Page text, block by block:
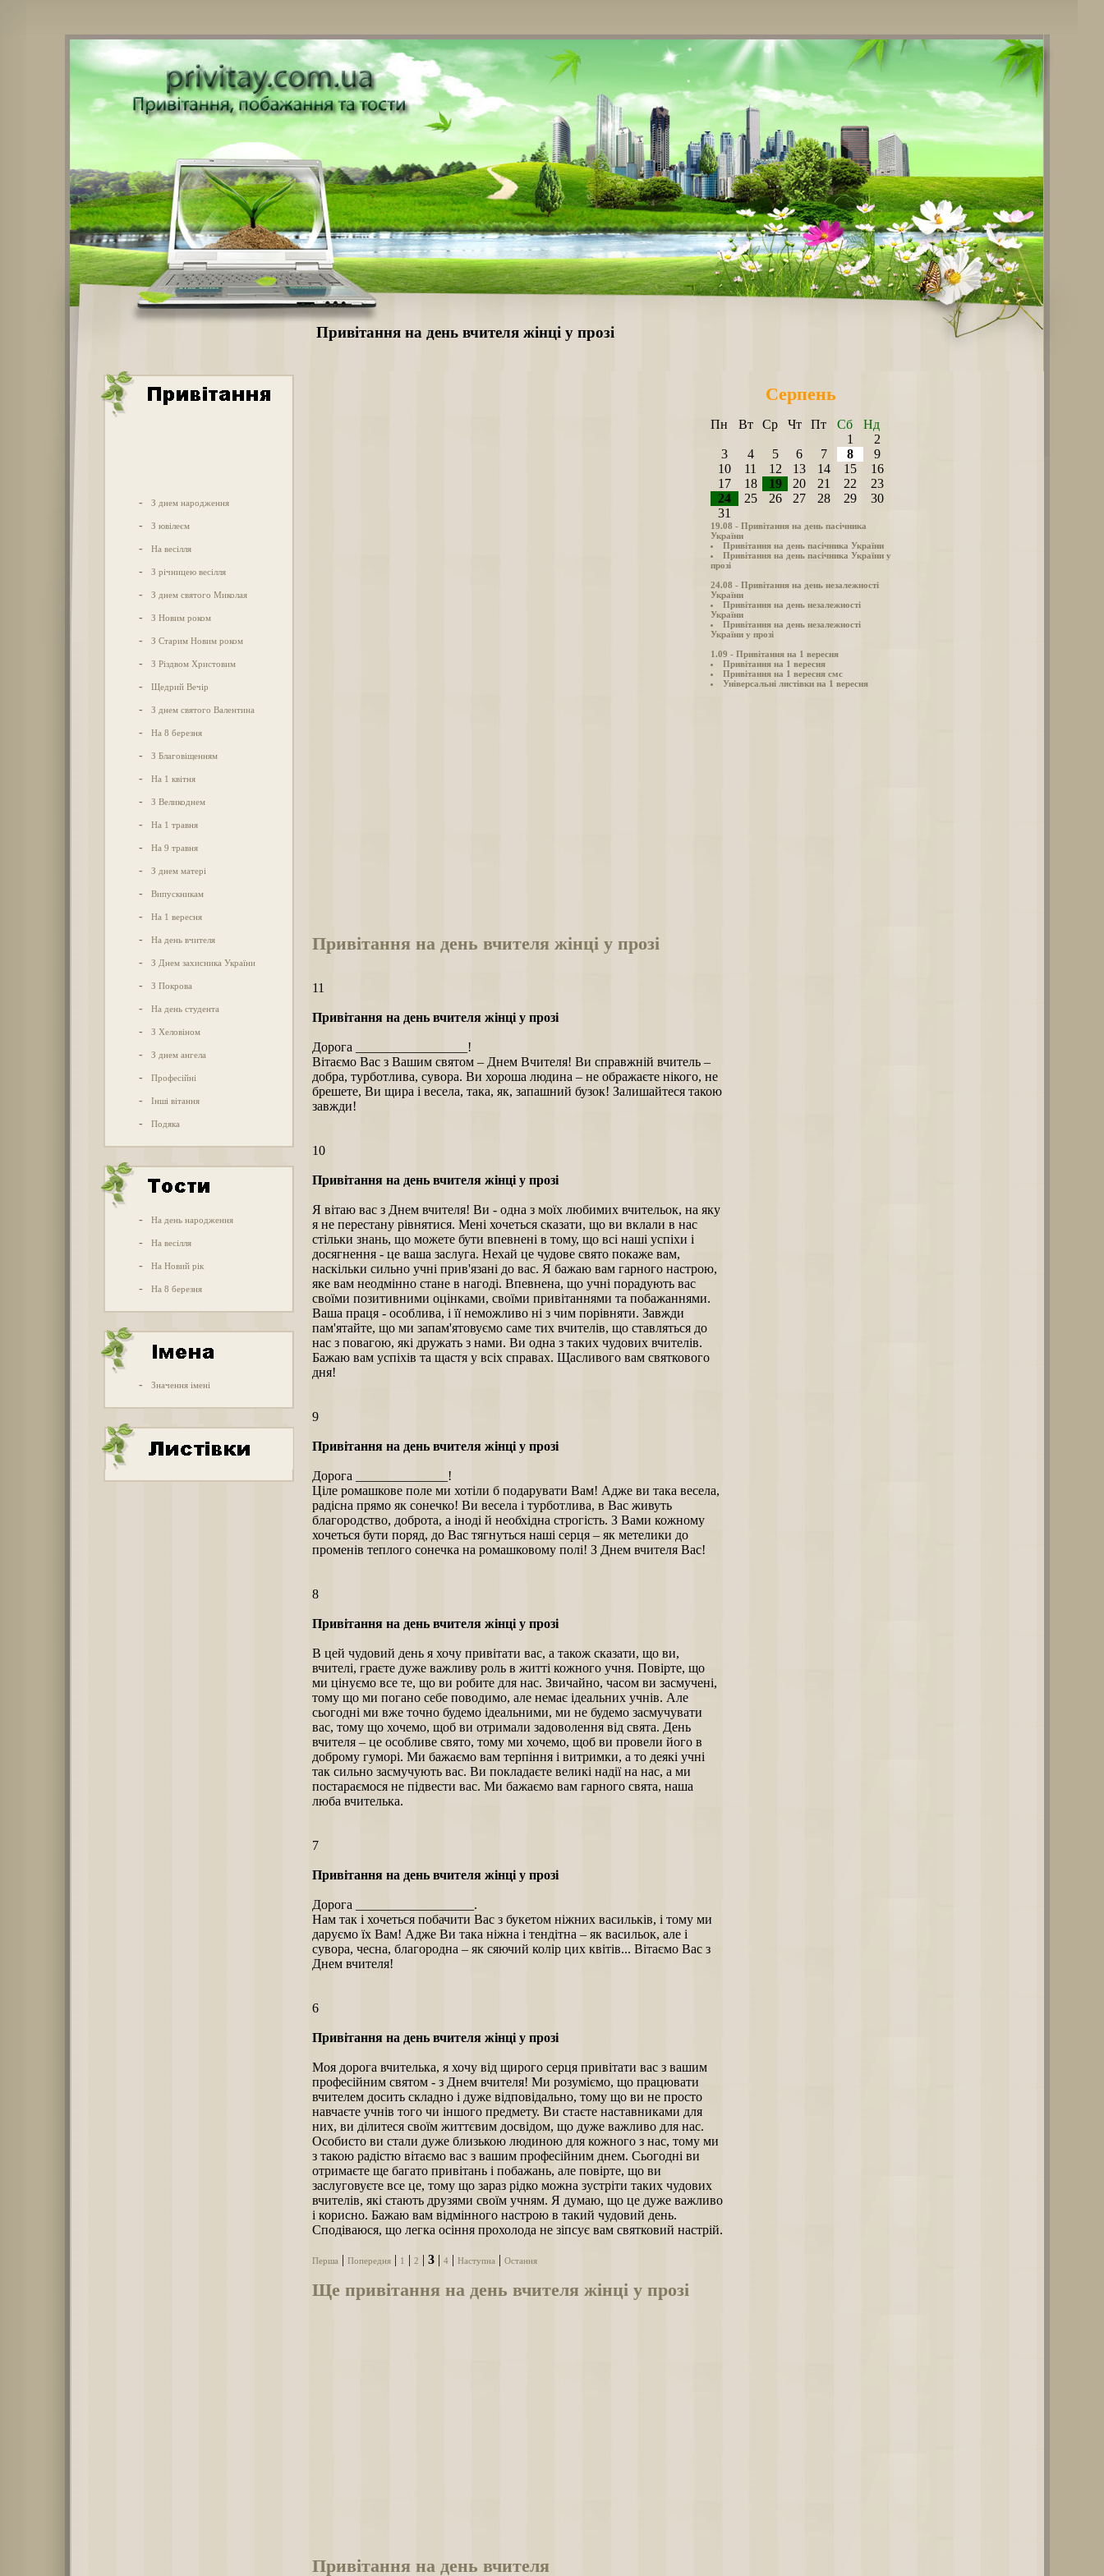
Привітання на день вчителя жінці у прозі
- З днем народження
- З ювілеєм
- На весілля
- З річницею весілля
- З днем святого Миколая
- З Новим роком
- З Старим Новим роком
- З Різдвом Христовим
- Щедрий Вечір
- З днем святого Валентина
- На 8 березня
- З Благовіщенням
- На 1 квітня
- З Великоднем
- На 1 травня
- На 9 травня
- З днем матері
- Випускникам
- На 1 вересня
- На день вчителя
- З Днем захисника України
- З Покрова
- На день студента
- З Хеловіном
- З днем ангела
- Професійні
- Інші вітання
- Подяка
- На день народження
- На весілля
- На Новий рік
- На 8 березня
- Значення імені
Серпень
Пн Вт Ср Чт Пт Сб
Нд
1
2
3
4 5 6 7 8
9
10
11 12 13 14 15
16
17
18 19 20 21 22
23
24
25 26 27 28 29
30
31
19.08 - Привітання на день пасічника
України
Привітання на день пасічника України
Привітання на день пасічника України у
прозі
24.08 - Привітання на день незалежності
України
Привітання на день незалежності
України
Привітання на день незалежності
України у прозі
1.09 - Привітання на 1 вересня
Привітання на 1 вересня
Привітання на 1 вересня смс
Універсальні листівки на 1 вересня
Привітання на день вчителя жінці у прозі
11
Привітання на день вчителя жінці у прозі
Дорога _________________!
Вітаємо Вас з Вашим святом – Днем Вчителя! Ви справжній вчитель –
добра, турботлива, сувора. Ви хороша людина – не ображаєте нікого, не
брешете, Ви щира і весела, така, як, запашний бузок! Залишайтеся такою
завжди!
10
Привітання на день вчителя жінці у прозі
Я вітаю вас з Днем вчителя! Ви - одна з моїх любимих вчительок, на яку
я не перестану рівнятися. Мені хочеться сказати, що ви вклали в нас
стільки знань, що можете бути впевнені в тому, що всі наші успіхи і
досягнення - це ваша заслуга. Нехай це чудове свято покаже вам,
наскільки сильно учні прив'язані до вас. Я бажаю вам гарного настрою,
яке вам неодмінно стане в нагоді. Впевнена, що учні порадують вас
своїми позитивними оцінками, своїми привітаннями та побажаннями.
Ваша праця - особлива, і її неможливо ні з чим порівняти. Завжди
пам'ятайте, що ми запам'ятовуємо саме тих вчителів, що ставляться до
нас з повагою, які дружать з нами. Ви одна з таких чудових вчителів.
Бажаю вам успіхів та щастя у всіх справах. Щасливого вам святкового
дня!
9
Привітання на день вчителя жінці у прозі
Дорога ______________!
Ціле ромашкове поле ми хотіли б подарувати Вам! Адже ви така весела,
радісна прямо як сонечко! Ви весела і турботлива, в Вас живуть
благородство, доброта, а іноді й необхідна строгість. З Вами кожному
хочеться бути поряд, до Вас тягнуться наші серця – як метелики до
променів теплого сонечка на ромашковому полі! З Днем вчителя Вас!
8
Привітання на день вчителя жінці у прозі
В цей чудовий день я хочу привітати вас, а також сказати, що ви,
вчителі, граєте дуже важливу роль в житті кожного учня. Повірте, що
ми цінуємо все те, що ви робите для нас. Звичайно, часом ви засмучені,
тому що ми погано себе поводимо, але немає ідеальних учнів. Але
сьогодні ми вже точно будемо ідеальними, ми не будемо засмучувати
вас, тому що хочемо, щоб ви отримали задоволення від свята. День
вчителя – це особливе свято, тому ми хочемо, щоб ви провели його в
доброму гуморі. Ми бажаємо вам терпіння і витримки, а то деякі учні
так сильно засмучують вас. Ви покладаєте великі надії на нас, а ми
постараємося не підвести вас. Ми бажаємо вам гарного свята, наша
люба вчителька.
7
Привітання на день вчителя жінці у прозі
Дорога __________________.
Нам так і хочеться побачити Вас з букетом ніжних васильків, і тому ми
даруємо їх Вам! Адже Ви така ніжна і тендітна – як васильок, але і
сувора, чесна, благородна – як сяючий колір цих квітів... Вітаємо Вас з
Днем вчителя!
6
Привітання на день вчителя жінці у прозі
Моя дорога вчителька, я хочу від щирого серця привітати вас з вашим
професійним святом - з Днем вчителя! Ми розуміємо, що працювати
вчителем досить складно і дуже відповідально, тому що ви не просто
навчаєте учнів того чи іншого предмету. Ви стаєте наставниками для
них, ви ділитеся своїм життєвим досвідом, що дуже важливо для нас.
Особисто ви стали дуже близькою людиною для кожного з нас, тому ми
з такою радістю вітаємо вас з вашим професійним днем. Сьогодні ви
отримаєте ще багато привітань і побажань, але повірте, що ви
заслуговуєте все це, тому що зараз рідко можна зустріти таких чудових
вчителів, які стають друзями своїм учням. Я думаю, що це дуже важливо
і корисно. Бажаю вам відмінного настрою в такий чудовий день.
Сподіваюся, що легка осіння прохолода не зіпсує вам святковий настрій.
Перша Попередня 1 2 3 4 Наступна Остання
Ще привітання на день вчителя жінці у прозі
Привітання на день вчителя